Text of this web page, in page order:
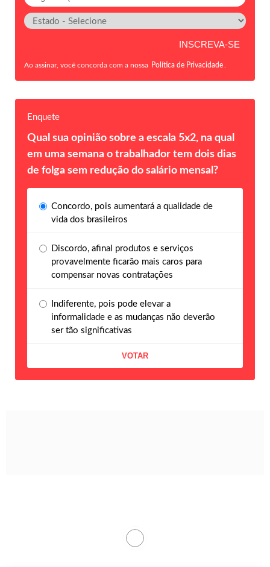
Ao assinar, você concorda com a nossa Política de Privacidade
Enquete
Qual sua opinião sobre a escala 5x2, na qual
em uma semana o trabalhador tem dois dias
de folga sem redução do salário mensal?
Concordo, pois aumentará a qualidade de
vida dos brasileiros
Discordo, afinal produtos e serviços
provavelmente ficarão mais caros para
compensar novas contratações
Indiferente, pois pode elevar a
informalidade e as mudanças não deverão
ser tão significativas